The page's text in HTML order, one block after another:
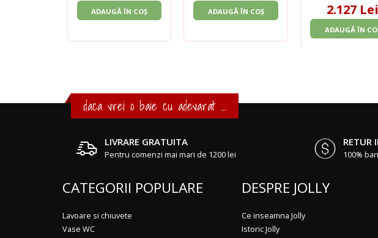
ADAUGĂ ÎN COȘ ADAUGĂ ÎN COȘ 2.127 Lei
ADAUGĂ ÎN
daca vrei o baie cu adevarat ...
LIVRARE GRATUITA
Pentru comenzi mai mari de 1200 lei
RETUR
100%
CATEGORII POPULARE
Lavoare si chiuvete
Vase WC
DESPRE JOLLY
Ce inseamna Jolly
Istoric Jolly